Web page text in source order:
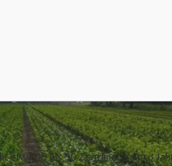
etwa 40 bis 50 Zentimetern pro